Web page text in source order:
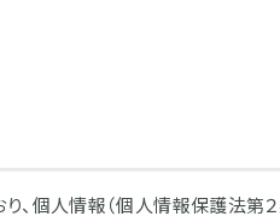
、個人情報（個人情報保護法第